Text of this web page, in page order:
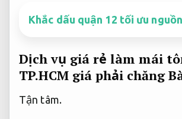
Khắc dấu quận 12 tối ưu
Dịch vụ giá rẻ làm mái
TP.HCM giá phải chăng
Tận tâm.